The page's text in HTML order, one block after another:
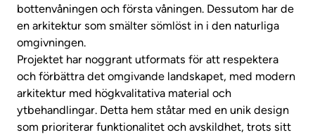
bottenvåningen och första våningen. Dessutom har de
en arkitektur som smälter sömlöst in i den naturliga
omgivningen.
Projektet har noggrant utformats för att respektera
och förbättra det omgivande landskapet, med modern
arkitektur med högkvalitativa material och
ytbehandlingar. Detta hem ståtar med en unik design
som prioriterar funktionalitet och avskildhet, trots sitt